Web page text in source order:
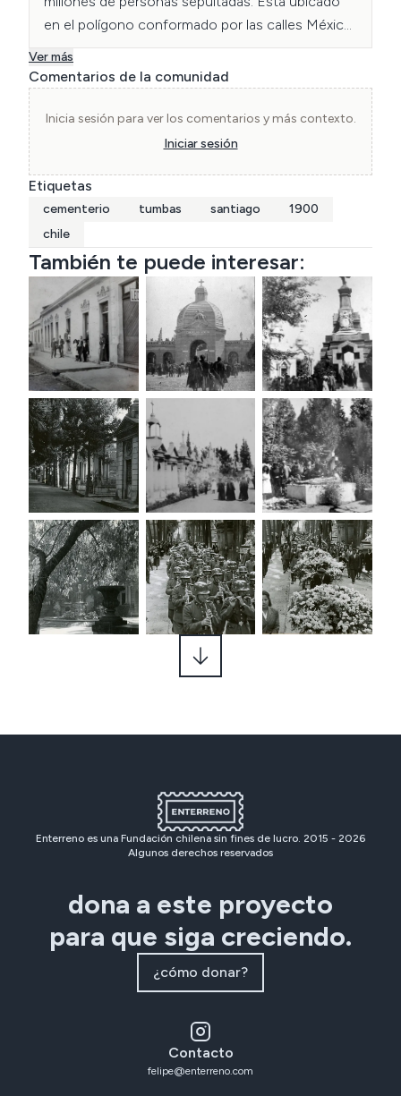
en el polígono conformado por las calles México,
Horwitz, Av.
Ver más
Comentarios de la comunidad
Inicia sesión para ver los comentarios y más contexto.
Iniciar sesión
Etiquetas
cementerio tumbas santiago
1900
chile
También te puede interesar:
Enterreno es una Fundación chilena sin fines de lucro. 2015 - 2026
Algunos derechos reservados
dona a este proyecto
para que siga creciendo.
¿cómo donar?
Contacto
felipe@enterreno.com